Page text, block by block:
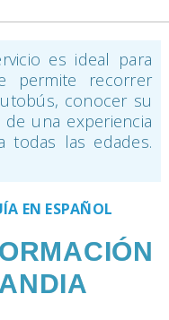
es ideal para
permite recorrer
conocer su
una experiencia
todas las edades.
EN ESPAÑOL